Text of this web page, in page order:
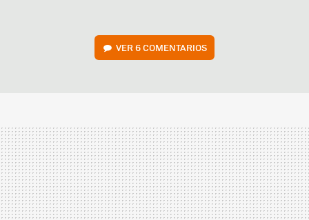
VER6 COMENTARIOS